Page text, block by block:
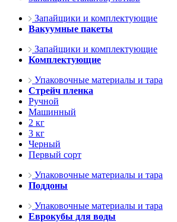
Запайщики и комплектующие
Вакуумные пакеты
Запайщики и комплектующие
Комплектующие
Упаковочные материалы и тара
Стрейч пленка
Ручной
Машинный
2 кг
3 кг
Черный
Первый сорт
Упаковочные материалы и тара
Поддоны
Упаковочные материалы и тара
Еврокубы для воды